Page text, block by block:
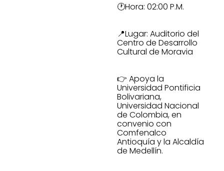
🕐Hora: 02:00 P.M.
📍Lugar: Auditorio del
Centro de Desarrollo
Cultural de Moravia
👉 Apoya la
Universidad Pontificia
Bolivariana,
Universidad Nacional
de Colombia, en
convenio con
Comfenalco
Antioquía y la Alcaldía
de Medellín.